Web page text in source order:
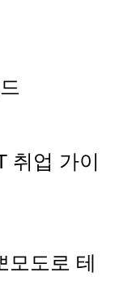
취업 가이
모도로 테